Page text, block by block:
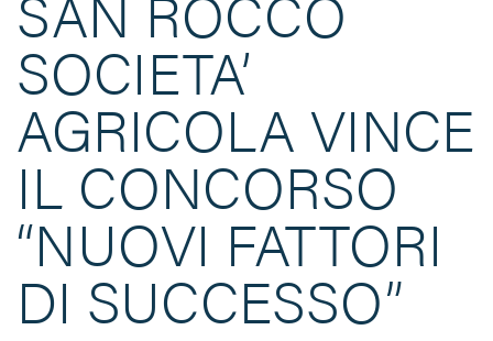
SOCIETA’
AGRICOLA VINCE
IL CONCORSO
“NUOVI FATTORI
DI SUCCESSO”